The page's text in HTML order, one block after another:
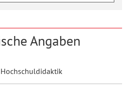
Angaben